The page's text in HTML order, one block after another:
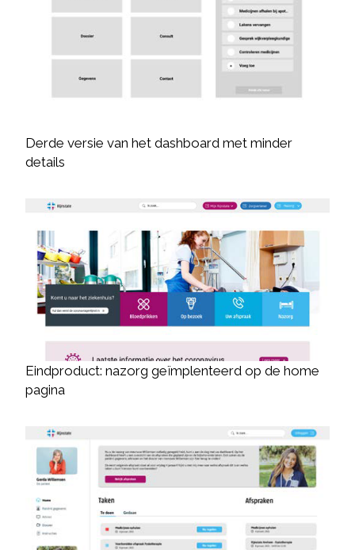
Derde versie van het dashboard met minder
details
Eindproduct: nazorg geïmplenteerd op de home
pagina